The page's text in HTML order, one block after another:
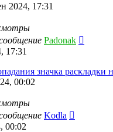
2024, 17:31
Padonak
17:31
значка раскладки
00:02
Kodla
00:02